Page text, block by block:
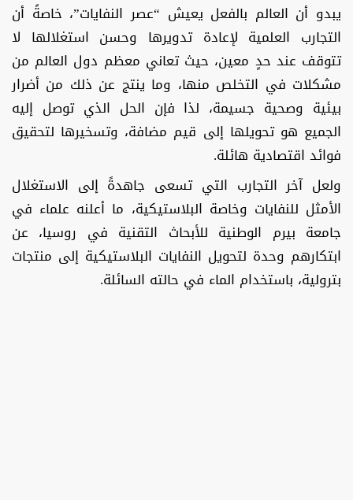
يبدو أن العالم بالفعل يعيش “عصر النفايات”، خاصةً أن
التجارب العلمية لإعادة تدويرها وحسن استغلالها لا
تتوقف عند حدٍ معين، حيث تعاني معظم دول العالم من
مشكلات في التخلص منها، وما ينتج عن ذلك من أضرار
بيئية وصحية جسيمة، لذا فإن الحل الذي توصل إليه
الجميع هو تحويلها إلى قيم مضافة، وتسخيرها لتحقيق
فوائد اقتصادية هائلة.
ولعل آخر التجارب التي تسعى جاهدةً إلى الاستغلال
الأمثل للنفايات وخاصة البلاستيكية، ما أعلنه علماء في
جامعة بيرم الوطنية للأبحاث التقنية في روسيا، عن
ابتكارهم وحدة لتحويل النفايات البلاستيكية إلى منتجات
بترولية، باستخدام الماء في حالته السائلة.